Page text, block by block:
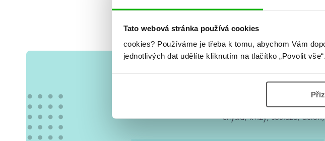
Tato webová stránka používá cookies
cookies? Používáme je třeba k tomu, abychom Vám
jednotlivých dat udělíte kliknutím na tlačítko „Povolit vše“.
Vše kolem #youngadult každý
chystá, kvízy, soutěže,